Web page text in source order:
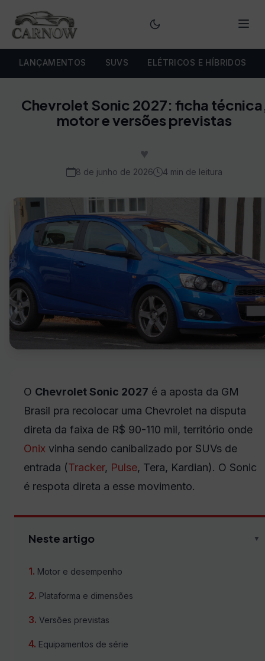
LANÇAMENTOS SUVS ELÉTRICOS E HÍBRIDOS
Chevrolet Sonic 2027: ficha
motor e versões previstas
♥
8 de junho de 2026 4 min de leitura
O Chevrolet Sonic 2027 é a aposta da GM
Brasil pra recolocar uma Chevrolet na disputa
direta da faixa de R$ 90-110 mil, território onde
Onix vinha sendo canibalizado por SUVs de
entrada (Tracker, Pulse, Tera, Kardian). O Sonic
é respota direta a esse movimento.
Neste artigo ▼
Motor e desempenho
Plataforma e dimensões
Versões previstas
Equipamentos de série